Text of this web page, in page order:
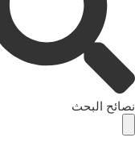
نصائح البحث